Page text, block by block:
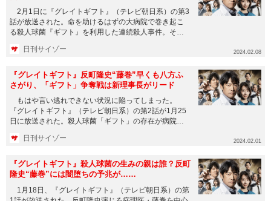
2月1日に『グレイトギフト』（テレビ朝日系）の第3
話が放送された。命を助けるはずの大病院で巻き起こ
る殺人球菌『ギフト』を利用した連続殺人事件。その
日刊サイゾー 2024.02.08
『グレイトギフト』反町隆史“藤巻”早くも八方ふ
さがり、「ギフト」争奪戦は新理事長がリード
もはや言い逃れできない状況に陥ってしまった。
『グレイトギフト』（テレビ朝日系）の第2話が1月25
日に放送された。殺人球菌「ギフト」の存在が病院の
日刊サイゾー 2024.02.01
『グレイトギフト』殺人球菌の生みの親は誰？反町
隆史“藤巻”には闇堕ちの予兆が……
1月18日、『グレイトギフト』（テレビ朝日系）の第